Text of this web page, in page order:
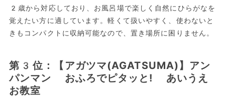
2歳から対応しており、お風呂場で楽しく自然にひらがなを
覚えたい方に適しています。軽くて扱いやすく、使わないと
きもコンパクトに収納可能なので、置き場所に困りません。
第3位：【アガツマ(AGATSUMA)】アン
パンマン おふろでピタッと! あいうえ
お教室